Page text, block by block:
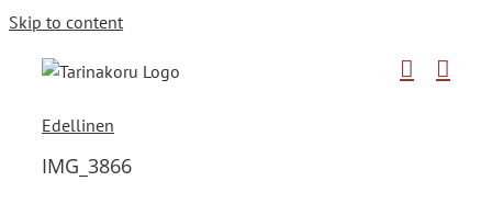
Skip to content
Edellinen
IMG_3866